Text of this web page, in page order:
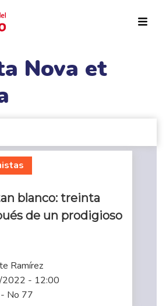
Nova et
blanco: treinta
de un prodigioso
Ramírez
- 12:00
No 77